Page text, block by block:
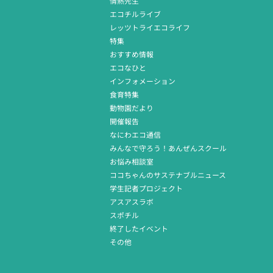
エコチルライブ
レッツトライエコライフ
特集
おすすめ情報
エコなひと
インフォメーション
食育特集
動物園だより
開催報告
なにわエコ通信
みんなで守ろう！あんぜんスクール
お悩み相談室
ココちゃんのサステナブルニュース
学生記者プロジェクト
アスアスラボ
スポチル
終了したイベント
その他